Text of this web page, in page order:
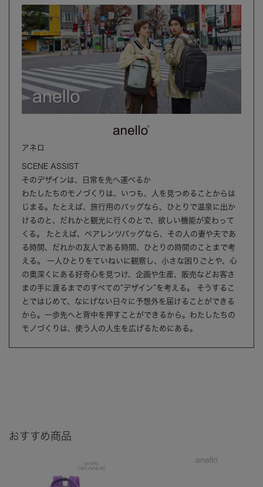
アネロ
SCENE ASSIST
そのデザインは、日常を先へ運べるか
わたしたちのモノづくりは、いつも、人を見つめることからは
じまる。たとえば、旅行用のバッグなら、ひとりで温泉に出か
けるのと、だれかと観光に行くのとで、欲しい機能が変わって
くる。 たとえば、ペアレンツバッグなら、その人の妻や夫であ
る時間、だれかの友人である時間、ひとりの時間のことまで考
える。 一人ひとりをていねいに観察し、小さな困りごとや、心
の奥深くにある好奇心を見つけ、企画や生産、販売などお客さ
まの手に渡るまでのすべての”デザイン”を考える。 そうするこ
とではじめて、なにげない日々に予想外を届けることができる
から。一歩先へと背中を押すことができるから。わたしたちの
モノづくりは、使う人の人生を広げるためにある。
おすすめ商品